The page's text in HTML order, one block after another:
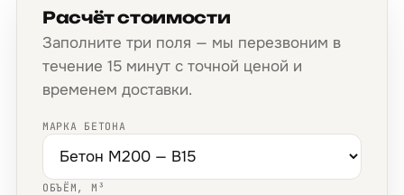
Расчёт стоимости
Заполните три поля — мы перезвоним в
течение 15 минут с точной ценой и
временем доставки.
МАРКА БЕТОНА
ОБЪЁМ, М³